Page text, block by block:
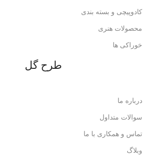
کادوپیچی و بسته بندی
محصولات هنری
خوراکی ها
طرح گل
درباره ما
سوالات متداول
تماس و همکاری با ما
وبلاگ